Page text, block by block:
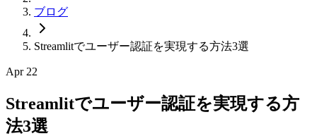
ブログ
Streamlitでユーザー認証を実現する方法3選
Apr 22
Streamlitでユーザー認証を実現する方
法3選